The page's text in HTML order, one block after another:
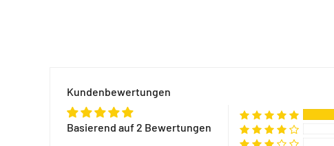
Kundenbewertungen
Basierend auf 2 Bewertungen